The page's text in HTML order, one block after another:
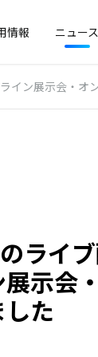
情報 ニュース
ン展示会・オ
ライ
示会
た